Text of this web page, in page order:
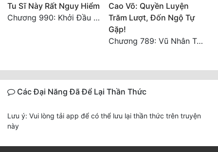
Tu Sĩ Này Rất Nguy Hiểm
Chương 990: Khởi Đầu Bất Thuận
Cao Võ: Quyền Luyện
Trăm Lượt, Đốn Ngộ Tự
Gặp!
Chương 789: Vũ Nhân Tộc niềm vui ngoài ý muốn (2)
Các Đại Năng Đã Để Lại Thần Thức
Lưu ý: Vui lòng tải app để có thể lưu lại thần thức trên truyện
này